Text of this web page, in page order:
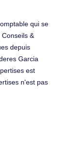
qui se
&
depuis
Garcia
est
n'est pas